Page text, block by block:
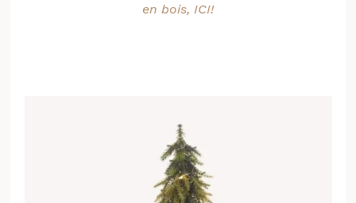
en bois, ICI!